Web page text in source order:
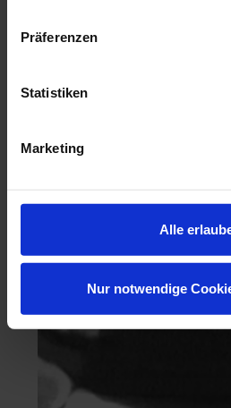
Präferenzen
Statistiken
Marketing
Alle
Nur notwendige
Hochästhetisches, nichtinvasives
Köln